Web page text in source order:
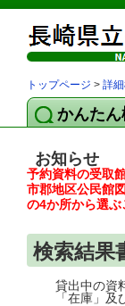
トップページ > 詳
かんたん
お知らせ
予約資料の受取
市郡地区公民館
の4か所から選ぶ
検索結果
貸出中の資
「在庫」